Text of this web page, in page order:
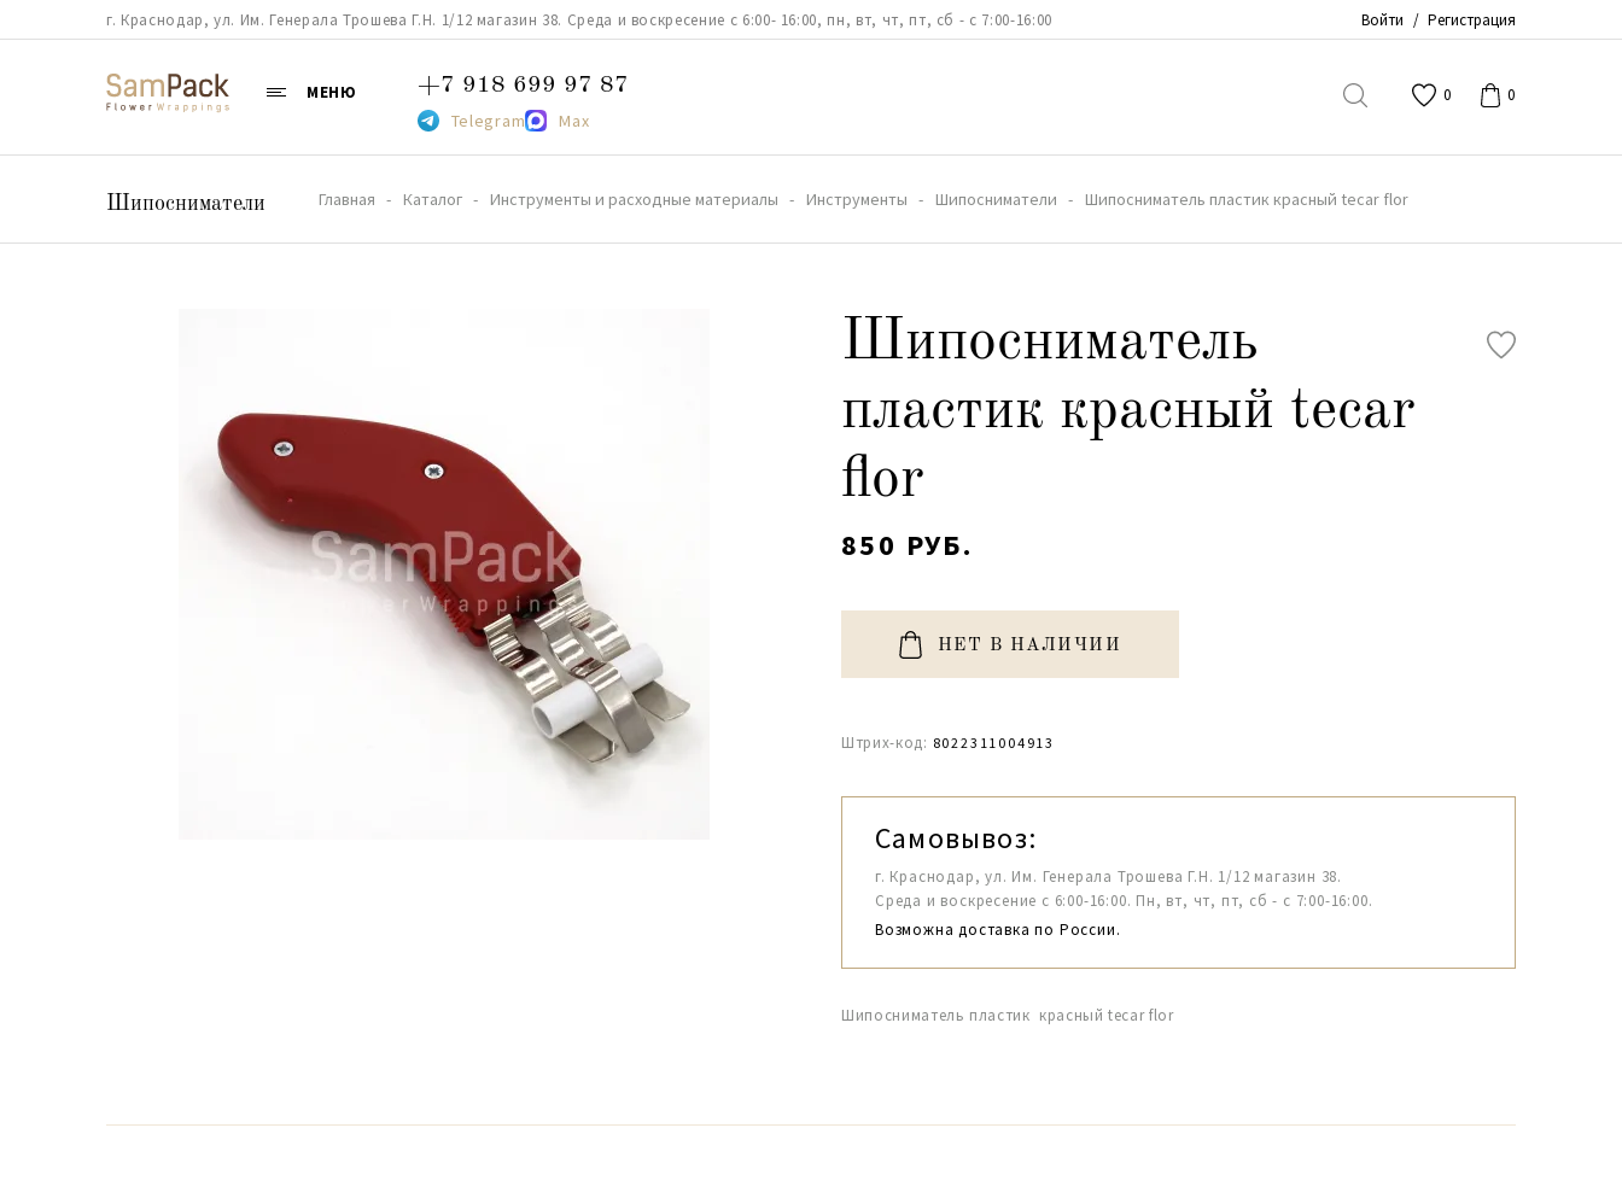
г. Краснодар, ул. Им. Генерала Трошева Г.Н. 1/12 магазин 38. Среда и воскресение с 6:00- 16:00, пн, вт, чт, пт, сб - с 7:00-16:00 Войти / Регистрация
МЕНЮ +7 918 699 97 87
Telegram Max
0 0
Шипосниматели Главная Каталог Инструменты и расходные материалы Инструменты Шипосниматели Шипосниматель пластик красный tecar flor
Шипосниматель
пластик красный tecar
flor
850 РУБ.
НЕТ В НАЛИЧИИ
Штрих-код: 8022311004913
Самовывоз:
г. Краснодар, ул. Им. Генерала Трошева Г.Н. 1/12 магазин 38.
Среда и воскресение с 6:00-16:00. Пн, вт, чт, пт, сб - с 7:00-16:00.
Возможна доставка по России.
Шипосниматель пластик красный tecar flor